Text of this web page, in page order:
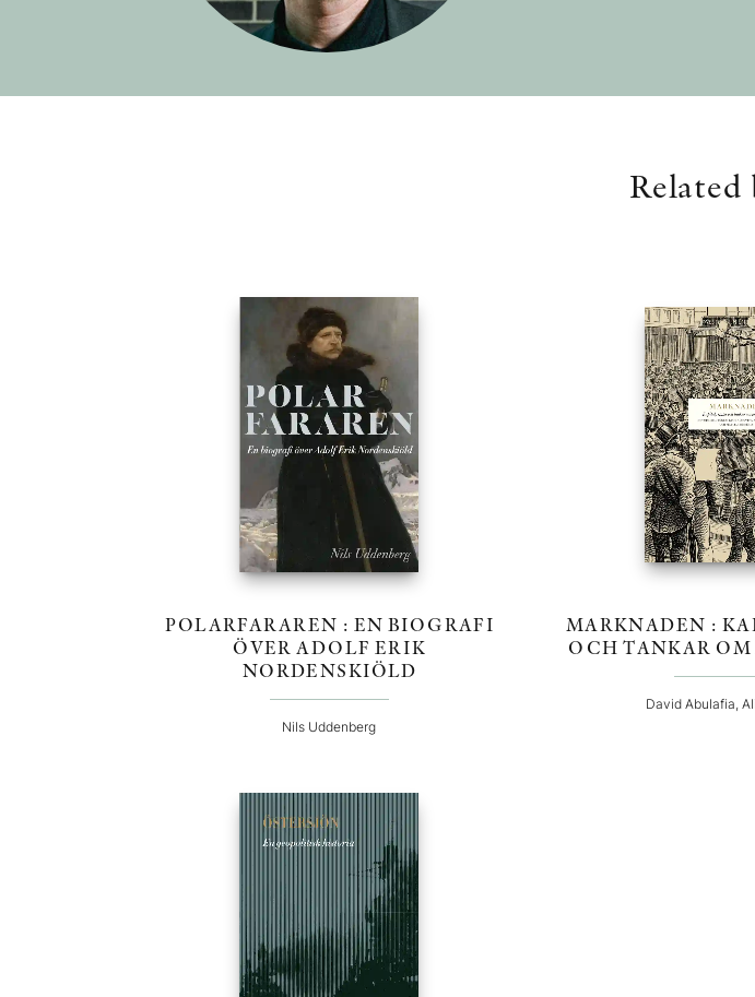
Related
POLARFARAREN : EN BIOGRAFI
ÖVER ADOLF ERIK
NORDENSKIÖLD
Nils Uddenberg
MARKNADEN :
OCH TANKAR
David Abulafia,